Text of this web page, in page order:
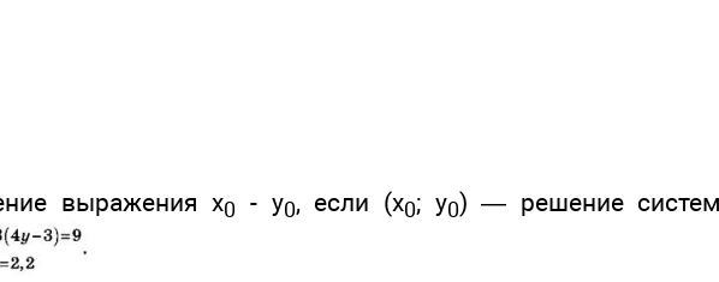
выражения х0 - у0, если (x0; у0) — решение